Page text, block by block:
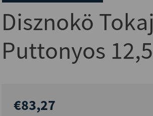
Disznokö
Puttonyos
€83,27